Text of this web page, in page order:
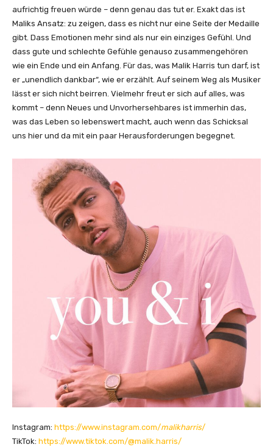
aufrichtig freuen würde – denn genau das tut er. Exakt das ist
Maliks Ansatz: zu zeigen, dass es nicht nur eine Seite der Medaille
gibt. Dass Emotionen mehr sind als nur ein einziges Gefühl. Und
dass gute und schlechte Gefühle genauso zusammengehören
wie ein Ende und ein Anfang. Für das, was Malik Harris tun darf, ist
er „unendlich dankbar“, wie er erzählt. Auf seinem Weg als Musiker
lässt er sich nicht beirren. Vielmehr freut er sich auf alles, was
kommt – denn Neues und Unvorhersehbares ist immerhin das,
was das Leben so lebenswert macht, auch wenn das Schicksal
uns hier und da mit ein paar Herausforderungen begegnet.
Instagram: https://www.instagram.com/malikharris/
TikTok: https://www.tiktok.com/@malik.harris/